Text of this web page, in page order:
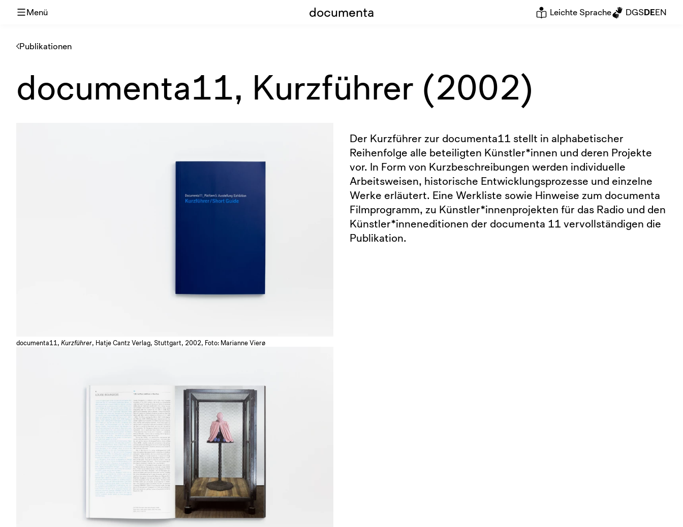
Menü documenta Leichte Sprache DGSDEEN
Publikationen
documenta11, Kurzführer (2002)
documenta11, Kurzführer, Hatje Cantz Verlag, Stuttgart, 2002, Foto: Marianne Vierø
Der Kurzführer zur documenta11 stellt in alphabetischer
Reihenfolge alle beteiligten Künstler*innen und deren Projekte
vor. In Form von Kurzbeschreibungen werden individuelle
Arbeitsweisen, historische Entwicklungsprozesse und einzelne
Werke erläutert. Eine Werkliste sowie Hinweise zum documenta
Filmprogramm, zu Künstler*innenprojekten für das Radio und den
Künstler*inneneditionen der documenta 11 vervollständigen die
Publikation.